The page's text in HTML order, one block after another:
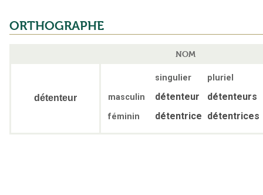
ORTHOGRAPHE
NOM
détenteur
singulier
pluriel
masculin
détenteur détenteurs
féminin détentrice détentrices